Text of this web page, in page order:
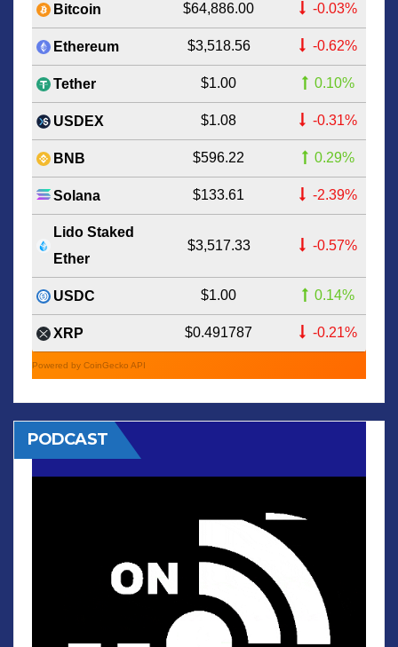
Bitcoin $64,886.00 -0.03%
Ethereum $3,518.56 -0.62%
Tether $1.00 0.10%
USDEX $1.08 -0.31%
BNB $596.22 0.29%
Solana $133.61 -2.39%
Lido Staked
Ether
$3,517.33 -0.57%
USDC $1.00 0.14%
XRP $0.491787 -0.21%
Powered by CoinGecko API
PODCAST